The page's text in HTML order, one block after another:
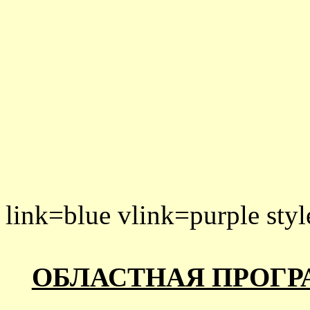
link=blue vlink=purple
ОБЛАСТНАЯ